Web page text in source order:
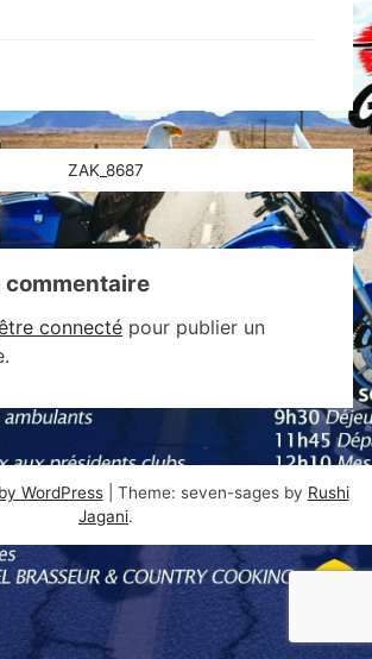
ZAK_8687
commentaire
connecté pour publier un
WordPress Theme: seven-sages by Rushi
Jagani.